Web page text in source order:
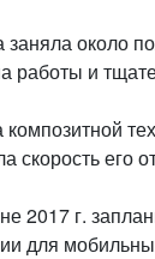
заняла около
работы и
скорость его
2017 г.
для